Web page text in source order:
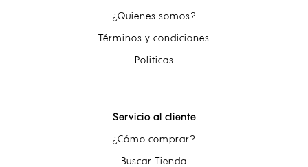
¿Quienes somos?
Términos y condiciones
Politicas
Servicio al cliente
¿Cómo comprar?
Buscar Tienda